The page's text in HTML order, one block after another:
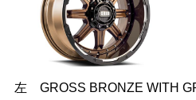
左 GROSS BRONZE WITH